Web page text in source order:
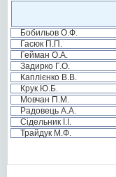
Бобильов О.Ф.
Гасюк П.П.
Гейман О.А.
Задирко Г.О.
Каплієнко В.В.
Крук Ю.Б.
Мовчан П.М.
Радовець А.А.
Сідельник І.І.
Трайдук М.Ф.